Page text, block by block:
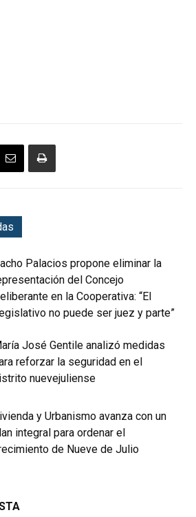
Palacios propone eliminar la
del Concejo
en la Cooperativa: “El
no puede ser juez y parte”
José Gentile analizó medidas
reforzar la seguridad en el
nuevejuliense
y Urbanismo avanza con un
integral para ordenar el
de Nueve de Julio